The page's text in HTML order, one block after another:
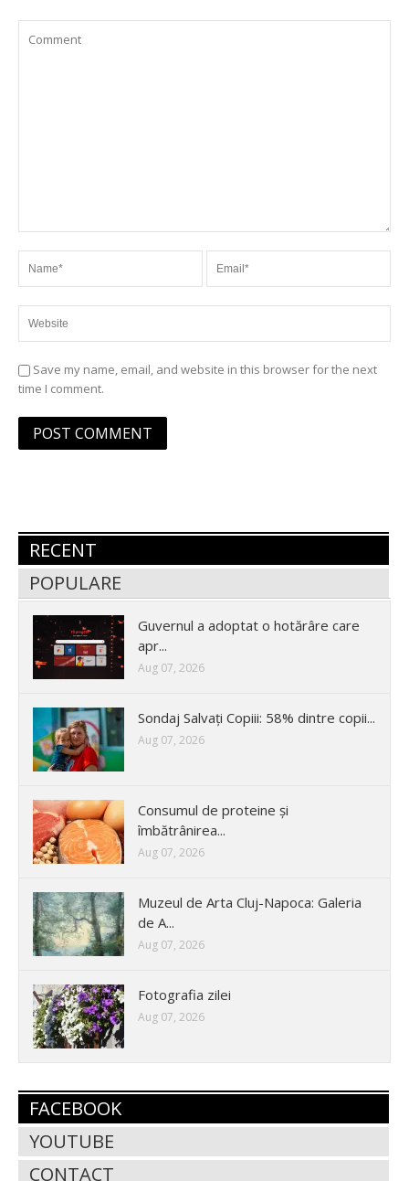
Save my name, email, and website in this browser for the next
time I comment.
RECENT
POPULARE
Guvernul a adoptat o hotărâre care
apr...
Aug 07, 2026
Sondaj Salvați Copiii: 58% dintre copii...
Aug 07, 2026
Consumul de proteine și
îmbătrânirea...
Aug 07, 2026
Muzeul de Arta Cluj-Napoca: Galeria
de A...
Aug 07, 2026
Fotografia zilei
Aug 07, 2026
FACEBOOK
YOUTUBE
CONTACT